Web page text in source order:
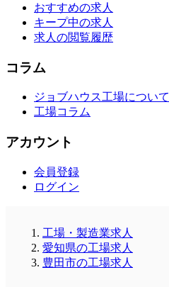
おすすめの求人
キープ中の求人
求人の閲覧履歴
コラム
ジョブハウス工場について
工場コラム
アカウント
会員登録
ログイン
工場・製造業求人
愛知県の工場求人
豊田市の工場求人